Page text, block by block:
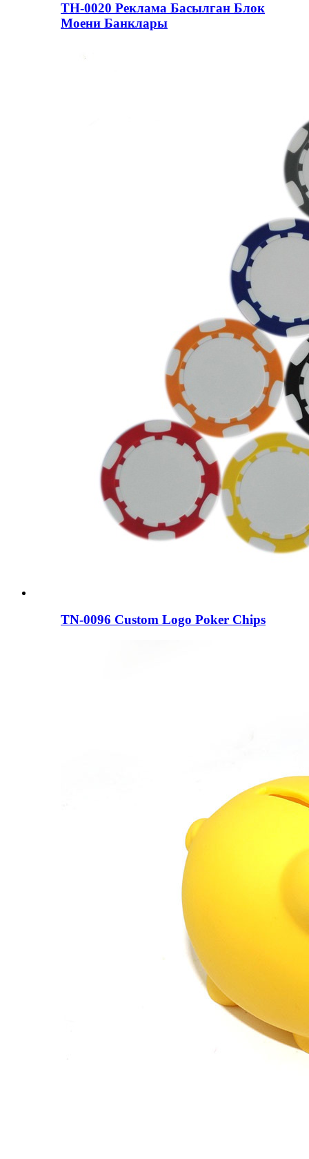
ТН-0020 Реклама Басылган Блок
Моени Банклары
TN-0096 Custom Logo Poker Chips